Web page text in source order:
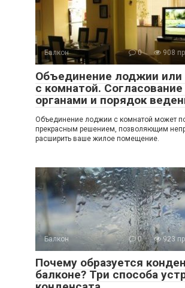
Балкон 0 908
Объединение лоджии или
с комнатой. Согласование
органами и порядок
Объединение лоджии с комнатой может
прекрасным решением, позволяющим
расширить ваше жилое помещение.
Балкон 0 923
Почему образуется
балконе? Три способа